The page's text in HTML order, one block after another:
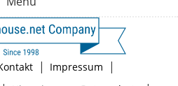
| Impressum |